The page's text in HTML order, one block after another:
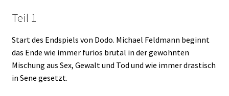
Teil 1
Start des Endspiels von Dodo. Michael Feldmann beginnt
das Ende wie immer furios brutal in der gewohnten
Mischung aus Sex, Gewalt und Tod und wie immer drastisch
in Sene gesetzt.